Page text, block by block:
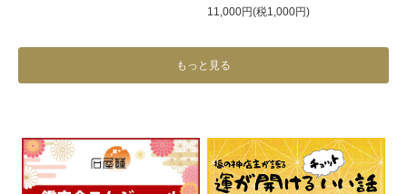
11,000円(税1,000円)
もっと見る